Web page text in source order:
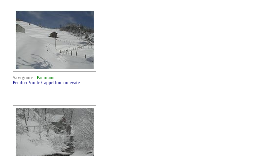
Savignone - Panorami
Pendici Monte Cappellino innevate